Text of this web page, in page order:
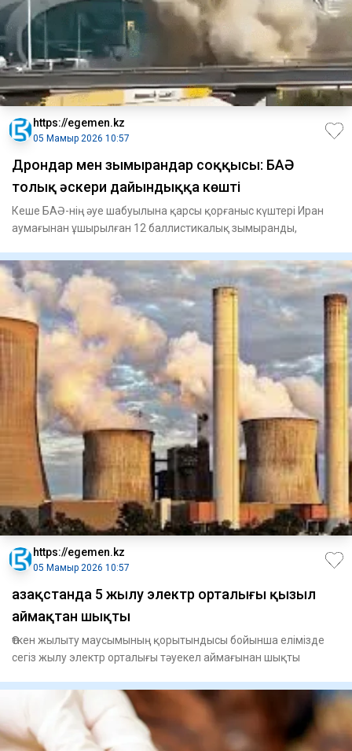
https://egemen.kz
05 Мамыр 2026 10:57
Дрондар мен зымырандар соққысы: БАӘ
толық әскери дайындыққа көшті
Кеше БАӘ-нің әуе шабуылына қарсы қорғаныс күштері Иран
аумағынан ұшырылған 12 баллистикалық зымыранды,
https://egemen.kz
05 Мамыр 2026 10:57
Қазақстанда 5 жылу электр орталығы қызыл
аймақтан шықты
Өткен жылыту маусымының қорытындысы бойынша елімізде
сегіз жылу электр орталығы тәуекел аймағынан шықты